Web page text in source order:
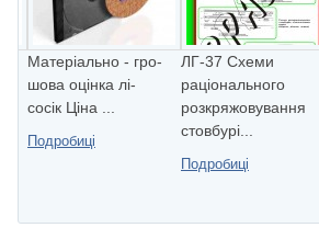
Матеріально - гро-
шова оцінка лі-
сосік Ціна ...
Подробиці
ЛГ-37 Схеми
рацiонального
розкряжовування
стовбурi...
Подробиці